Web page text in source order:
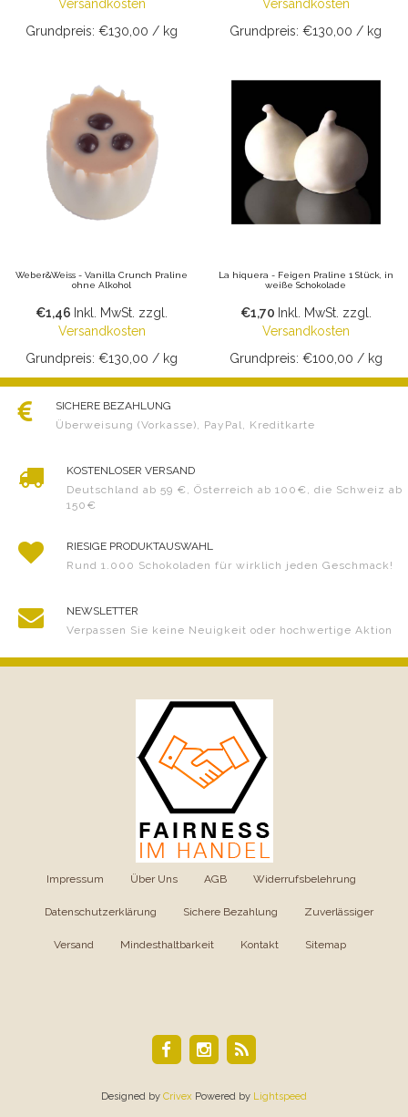
Versandkosten
Grundpreis: €130,00 / kg
Versandkosten
Grundpreis: €130,00 / kg
Weber&Weiss - Vanilla Crunch Praline
ohne Alkohol
€1,46 Inkl. MwSt. zzgl.
Versandkosten
Grundpreis: €130,00 / kg
La hiquera - Feigen Praline 1 Stück, in
weiße Schokolade
€1,70 Inkl. MwSt. zzgl.
Versandkosten
Grundpreis: €100,00 / kg
SICHERE BEZAHLUNG
Überweisung (Vorkasse), PayPal, Kreditkarte
KOSTENLOSER VERSAND
Deutschland ab 59 €, Österreich ab 100€, die Schweiz ab
150€
RIESIGE PRODUKTAUSWAHL
Rund 1.000 Schokoladen für wirklich jeden Geschmack!
NEWSLETTER
Verpassen Sie keine Neuigkeit oder hochwertige Aktion
Impressum Über Uns AGB Widerrufsbelehrung
Datenschutzerklärung Sichere Bezahlung Zuverlässiger
Versand Mindesthaltbarkeit Kontakt Sitemap
Designed by Crivex Powered by Lightspeed